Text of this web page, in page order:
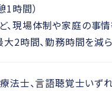
1時間）
、現場体制や家庭の事
2時間、勤務時間を減
療法士、言語聴覚士い